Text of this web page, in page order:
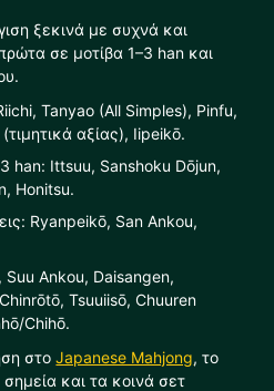
ξεκινά με συχνά και
σε μοτίβα 1–3 han και
Tanyao (All Simples), Pinfu,
αξίας), Iipeikō.
han: Ittsuu, Sanshoku Dōjun,
Honitsu.
Ryanpeikō, San Ankou,
Suu Ankou, Daisangen,
Tsuuiisō, Chuuren
Chihō.
στοJapanese Mahjong, το
και τα κοινά σετ